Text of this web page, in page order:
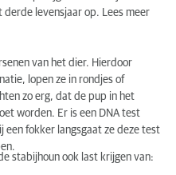
levensjaar op. Lees meer
van het dier. Hierdoor
lopen ze in rondjes of
zo erg, dat de pup in het
worden. Er is een DNA test
een fokker langsgaat ze deze test
stabijhoun ook last krijgen van: